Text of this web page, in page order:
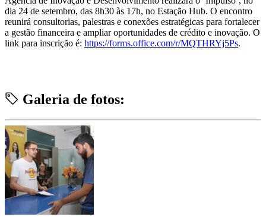
dia 24 de setembro, das 8h30 às 17h, no Estação Hub. O encontro
reunirá consultorias, palestras e conexões estratégicas para fortalecer
a gestão financeira e ampliar oportunidades de crédito e inovação. O
link para inscrição é: https://forms.office.com/r/MQTHRYj5Ps.
Galeria de fotos: